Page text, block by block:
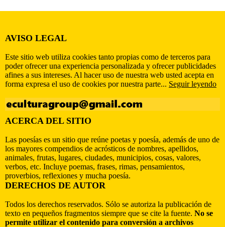
AVISO LEGAL
Este sitio web utiliza cookies tanto propias como de terceros para
poder ofrecer una experiencia personalizada y ofrecer publicidades
afines a sus intereses. Al hacer uso de nuestra web usted acepta en
forma expresa el uso de cookies por nuestra parte... Seguir leyendo
ACERCA DEL SITIO
Las poesías es un sitio que reúne poetas y poesía, además de uno de
los mayores compendios de acrósticos de nombres, apellidos,
animales, frutas, lugares, ciudades, municipios, cosas, valores,
verbos, etc. Incluye poemas, frases, rimas, pensamientos,
proverbios, reflexiones y mucha poesía.
DERECHOS DE AUTOR
Todos los derechos reservados. Sólo se autoriza la publicación de
texto en pequeños fragmentos siempre que se cite la fuente. No se
permite utilizar el contenido para conversión a archivos